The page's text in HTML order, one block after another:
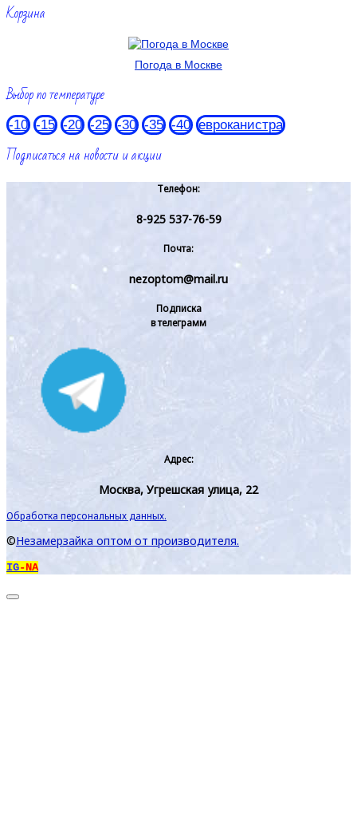
Корзина
Погода в Москве
Выбор по температуре
-10 -15 -20 -25 -30 -35 -40 евроканистра
Подписаться на новости и акции
Телефон:
8-925 537-76-59
Почта:
nezoptom@mail.ru
Подписка
в телеграмм
Адрес:
Москва, Угрешская улица, 22
Обработка персональных данных.
©Незамерзайка оптом от производителя.
IG-NA